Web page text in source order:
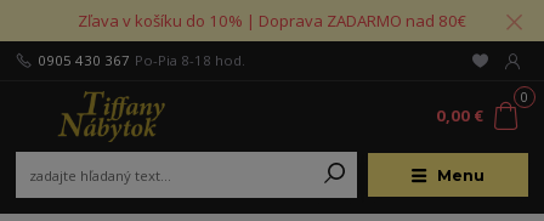
Zľava v košíku do 10% | Doprava ZADARMO nad 80€
Menu
0905 430 367 Po-Pia 8-18 hod.
0
0,00 €